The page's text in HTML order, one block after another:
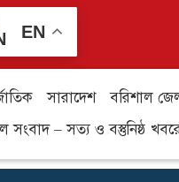
EN
সারাদেশ বরিশাল
– সত্য ও বস্তুনিষ্ঠ